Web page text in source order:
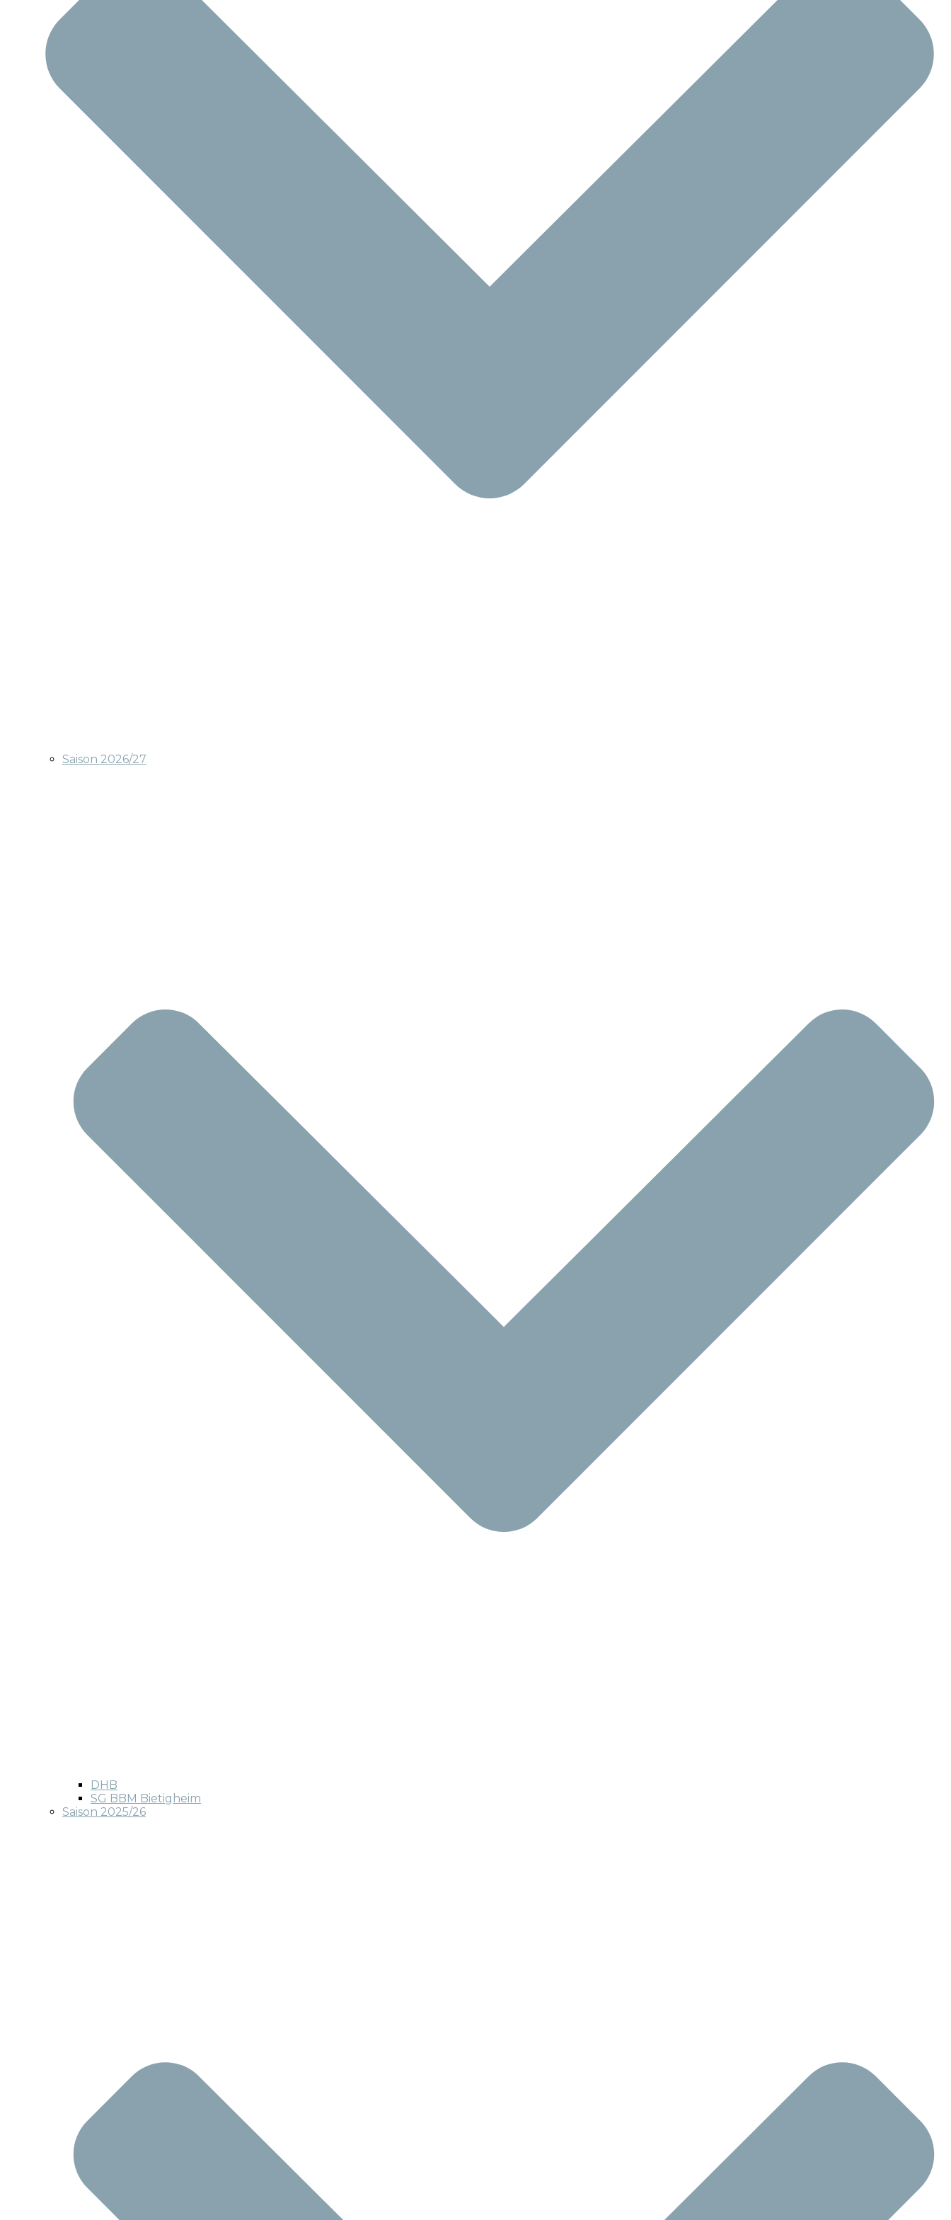
Saison 2026/27
DHB
SG BBM Bietigheim
Saison 2025/26